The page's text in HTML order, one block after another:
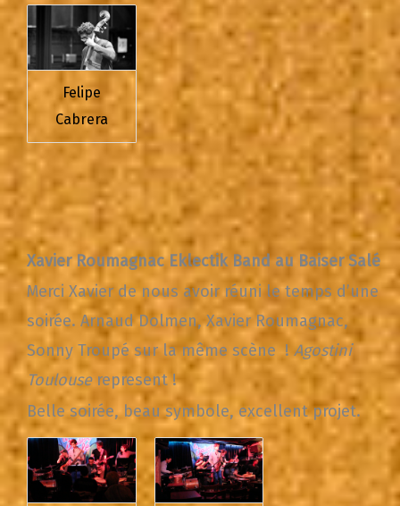
Felipe
Cabrera
Xavier Roumagnac Eklectik Band au Baiser Salé
Merci Xavier de nous avoir réuni le temps d’une
soirée. Arnaud Dolmen, Xavier Roumagnac,
Sonny Troupé sur la même scène ! Agostini
Toulouserepresent !
Belle soirée, beau symbole, excellent projet.